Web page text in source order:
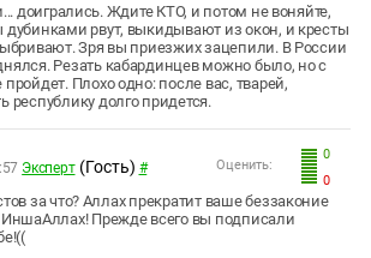
доигрались. Ждите КТО, и потом не воняйте,
дубинками рвут, выкидывают из окон, и кресты
Зря вы приезжих зацепили. В России
Резать кабардинцев можно было, но с
Плохо одно: после вас, тварей,
республику долго придется.
0
0
Оценить:
Эксперт (Гость) #
за что? Аллах прекратит ваше беззаконие
ИншаАллах! Прежде всего вы подписали